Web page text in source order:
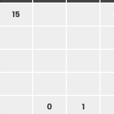
15
0
1